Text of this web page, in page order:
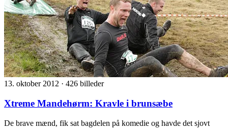
13. oktober 2012 · 426 billeder
Xtreme Mandehørm: Kravle i brunsæbe
De brave mænd, fik sat bagdelen på komedie og havde det sjovt